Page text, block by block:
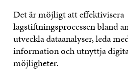
Det är möjligt att effektivisera
lagstiftningsprocessen bland
utveckla dataanalyser, leda
information och utnyttja
möjligheter.